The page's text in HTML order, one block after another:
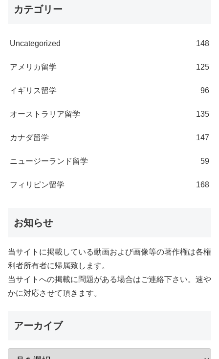
カテゴリー
Uncategorized 148
アメリカ留学 125
イギリス留学 96
オーストラリア留学 135
カナダ留学 147
ニュージーランド留学 59
フィリピン留学 168
お知らせ
当サイトに掲載している動画および画像等の著作権は各権
利者所有者に帰属致します。
当サイトへの掲載に問題がある場合はご連絡下さい。速や
かに対応させて頂きます。
アーカイブ